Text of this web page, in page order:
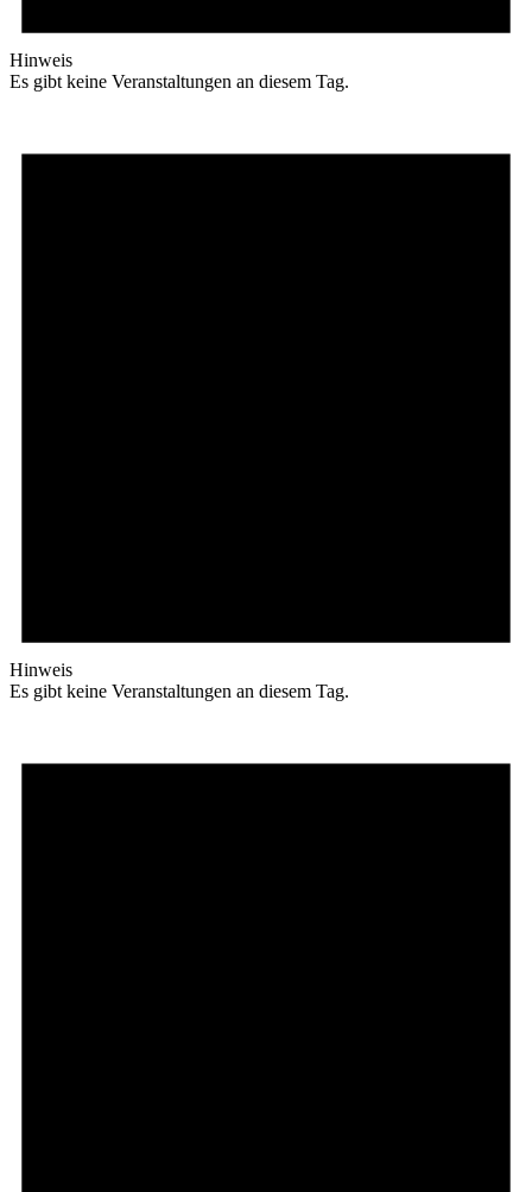
Hinweis
Es gibt keine Veranstaltungen an diesem Tag.
Hinweis
Es gibt keine Veranstaltungen an diesem Tag.